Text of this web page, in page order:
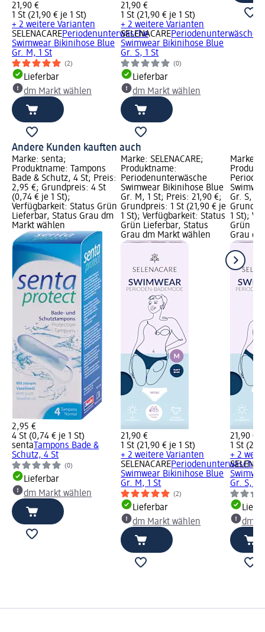
21,90 €
1 St (21,90 € je 1 St)
+ 2 weitere Varianten
SELENACAREPeriodenunterwäsche
Swimwear Bikinihose Blue
Gr. M, 1 St
(2)
Lieferbar
dm Markt wählen
21,90 €
1 St (21,90 € je 1 St)
+ 2 weitere Varianten
SELENACAREPeriodenunterwäsche
Swimwear Bikinihose Blue
Gr. S, 1 St
(0)
Lieferbar
dm Markt wählen
Andere Kunden kauften auch
Marke: senta;
Produktname: Tampons
Bade & Schutz, 4 St; Preis:
2,95 €; Grundpreis: 4 St
(0,74 € je 1 St);
Verfügbarkeit: Status Grün
Lieferbar, Status Grau dm
Markt wählen
2,95 €
4 St (0,74 € je 1 St)
senta Tampons Bade &
Schutz, 4 St
(0)
Lieferbar
dm Markt wählen
Marke: SELENACARE;
Produktname:
Periodenunterwäsche
Swimwear Bikinihose Blue
Gr. M, 1 St; Preis: 21,90 €;
Grundpreis: 1 St (21,90 € je
1 St); Verfügbarkeit: Status
Grün Lieferbar, Status
Grau dm Markt wählen
21,90 €
1 St (21,90 € je 1 St)
+ 2 weitere Varianten
SELENACAREPeriodenunterwäsche
Swimwear Bikinihose Blue
Gr. M, 1 St
(2)
Lieferbar
dm Markt wählen
Marke:
Gr. S, 1
1 St);
Grün
Grau
21,90 €
1 St
+ 2
Gr. S, 1
dm